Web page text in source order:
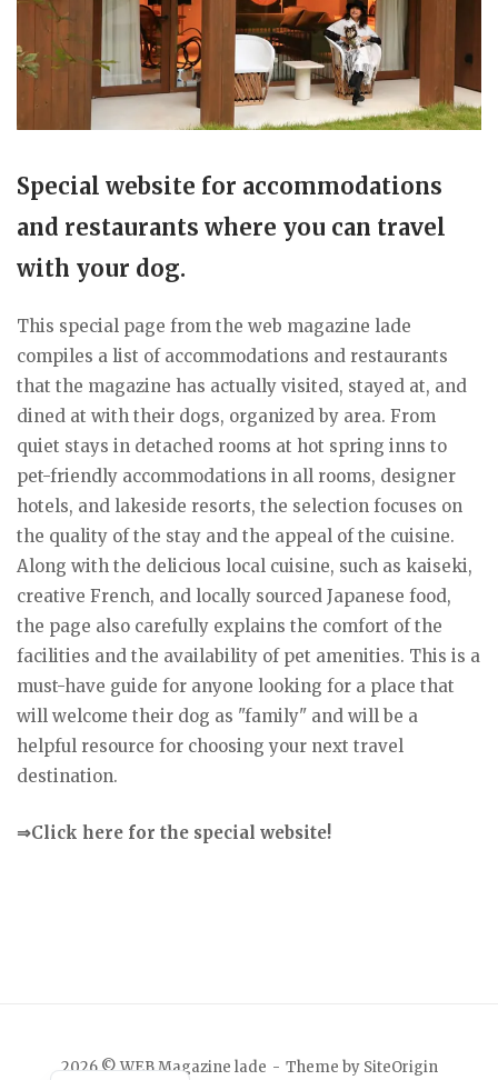
Special website for accommodations
and restaurants where you can travel
with your dog.
This special page from the web magazine lade
compiles a list of accommodations and restaurants
that the magazine has actually visited, stayed at, and
dined at with their dogs, organized by area. From
quiet stays in detached rooms at hot spring inns to
pet-friendly accommodations in all rooms, designer
hotels, and lakeside resorts, the selection focuses on
the quality of the stay and the appeal of the cuisine.
Along with the delicious local cuisine, such as kaiseki,
creative French, and locally sourced Japanese food,
the page also carefully explains the comfort of the
facilities and the availability of pet amenities. This is a
must-have guide for anyone looking for a place that
will welcome their dog as "family" and will be a
helpful resource for choosing your next travel
destination.
⇒Click here for the special website!
2026 © WEB Magazine lade Theme by SiteOrigin
Japanese